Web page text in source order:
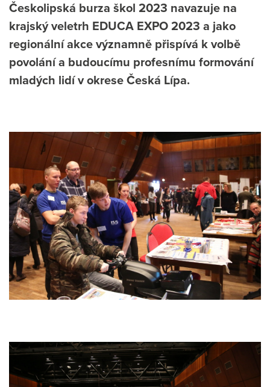
Českolipská burza škol 2023 navazuje na
krajský veletrh EDUCA EXPO 2023 a jako
regionální akce významně přispívá k volbě
povolání a budoucímu profesnímu formování
mladých lidí v okrese Česká Lípa.